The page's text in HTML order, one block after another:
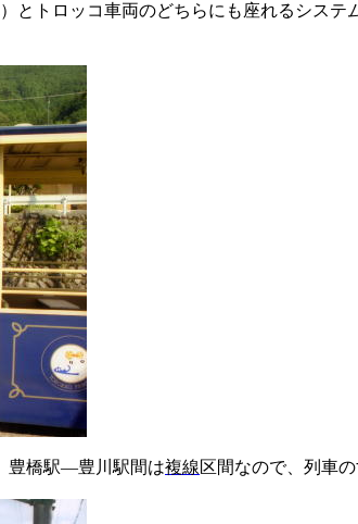
）とトロッコ車両のどちらにも座れるシステ
豊橋駅―豊川駅間は複線区間なので、列車